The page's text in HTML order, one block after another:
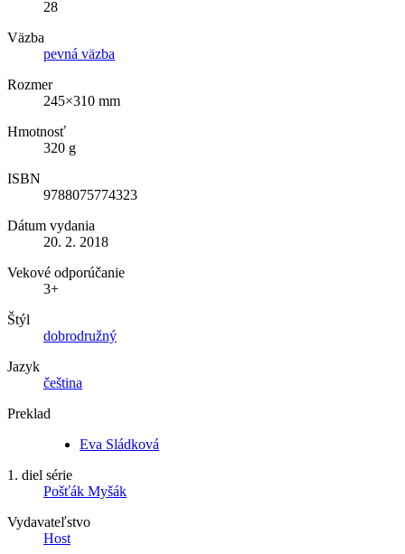
28
Väzba
pevná väzba
Rozmer
245×310 mm
Hmotnosť
320 g
ISBN
9788075774323
Dátum vydania
20. 2. 2018
Vekové odporúčanie
3+
Štýl
dobrodružný
Jazyk
čeština
Preklad
Eva Sládková
1. diel série
Pošťák Myšák
Vydavateľstvo
Host